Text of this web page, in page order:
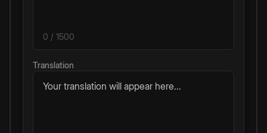
0 / 1500
Translation
Your translation will appear here...